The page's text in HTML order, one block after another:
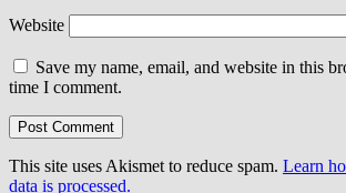
Website
Save my name, email, and website in this
time I comment.
This site uses Akismet to reduce spam. Learn
data is processed.